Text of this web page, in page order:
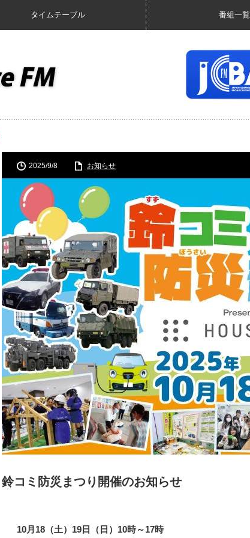
タイムテーブル 番組一覧
2025/9/8 お知らせ
鈴コミ防災まつり開催のお知らせ
10月18（土）19日（日）10時～17時